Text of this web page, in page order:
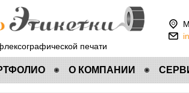
печати
О КОМПАНИИ